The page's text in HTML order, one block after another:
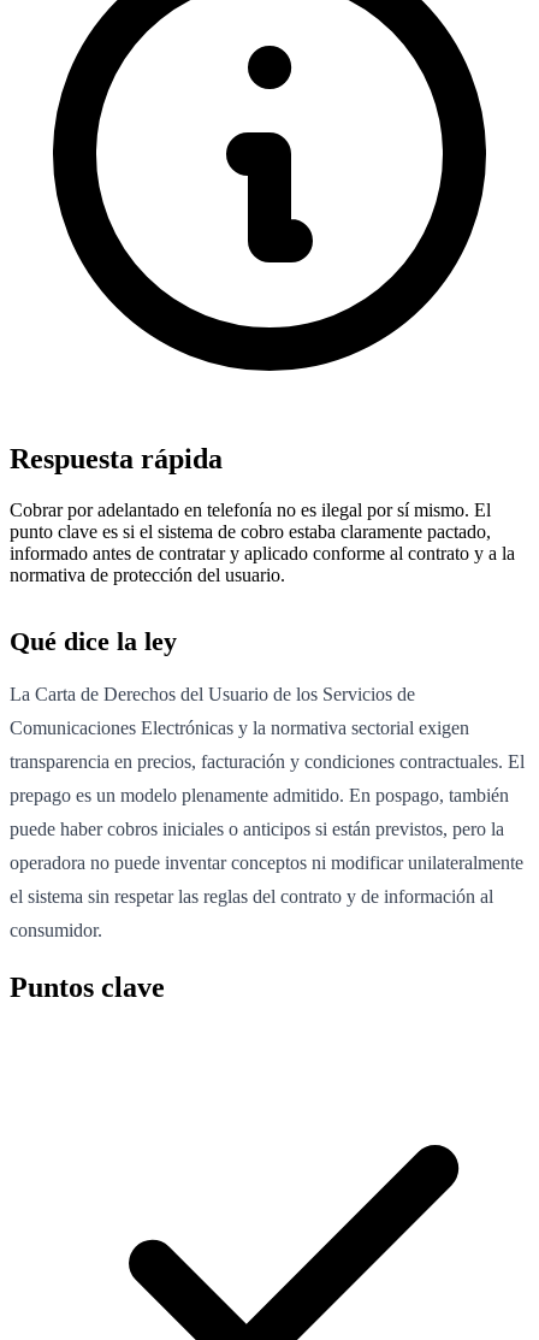
Respuesta rápida
Cobrar por adelantado en telefonía no es ilegal por sí mismo. El
punto clave es si el sistema de cobro estaba claramente pactado,
informado antes de contratar y aplicado conforme al contrato y a la
normativa de protección del usuario.
Qué dice la ley
La Carta de Derechos del Usuario de los Servicios de
Comunicaciones Electrónicas y la normativa sectorial exigen
transparencia en precios, facturación y condiciones contractuales. El
prepago es un modelo plenamente admitido. En pospago, también
puede haber cobros iniciales o anticipos si están previstos, pero la
operadora no puede inventar conceptos ni modificar unilateralmente
el sistema sin respetar las reglas del contrato y de información al
consumidor.
Puntos clave